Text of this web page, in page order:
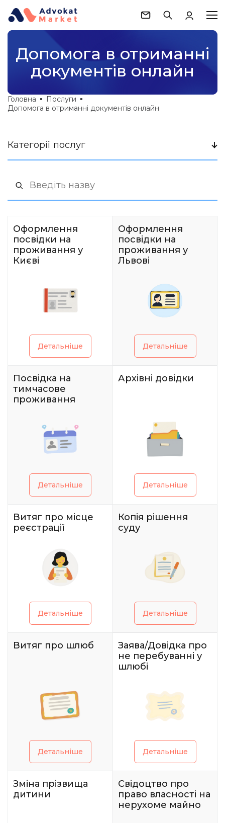
Допомога в отриманні
документів онлайн
Головна
Послуги
Допомога в отриманні документів онлайн
Категорії послуг
Оформлення
посвідки на
проживання у
Києві
Детальніше
Оформлення
посвідки на
проживання у
Львові
Детальніше
Посвідка на
тимчасове
проживання
Детальніше
Архівні довідки
Детальніше
Витяг про місце
реєстрації
Детальніше
Копія рішення
суду
Детальніше
Витяг про шлюб
Детальніше
Заява/Довідка про
не перебуванні у
шлюбі
Детальніше
Зміна прізвища
дитини
Свідоцтво про
право власності на
нерухоме майно